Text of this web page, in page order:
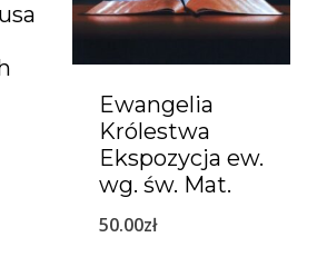
Ewangelia
Królestwa
Ekspozycja ew.
wg. św. Mat.
50.00zł